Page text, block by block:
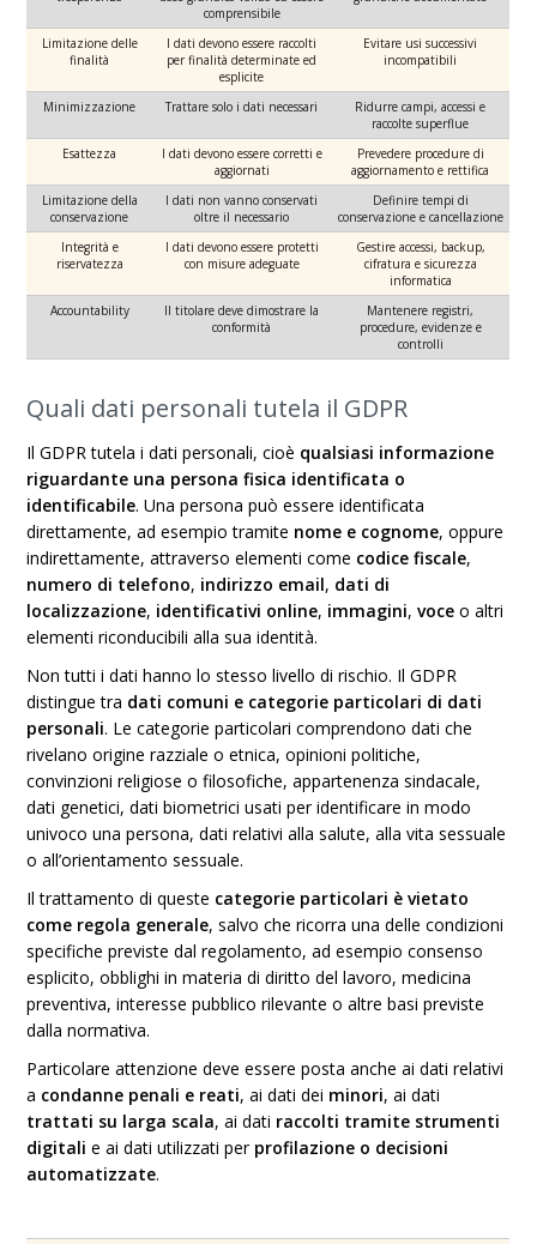
comprensibile
Limitazione delle
finalità
I dati devono essere raccolti
per finalità determinate ed
esplicite
Evitare usi successivi
incompatibili
Minimizzazione Trattare solo i dati necessari
Ridurre campi, accessi e
raccolte superflue
Esattezza
I dati devono essere corretti e
aggiornati
Prevedere procedure di
aggiornamento e rettifica
Limitazione della
conservazione
I dati non vanno conservati
oltre il necessario
Definire tempi di
conservazione e cancellazione
Integrità e
riservatezza
I dati devono essere protetti
con misure adeguate
Gestire accessi, backup,
cifratura e sicurezza
informatica
Accountability
Il titolare deve dimostrare la
conformità
Mantenere registri,
procedure, evidenze e
controlli
Quali dati personali tutela il GDPR
Il GDPR tutela i dati personali, cioè qualsiasi informazione
riguardante una persona fisica identificata o
identificabile. Una persona può essere identificata
direttamente, ad esempio tramite nome e cognome, oppure
indirettamente, attraverso elementi come codice fiscale,
numero di telefono, indirizzo email, dati di
localizzazione, identificativi online, immagini,voce o altri
elementi riconducibili alla sua identità.
Non tutti i dati hanno lo stesso livello di rischio. Il GDPR
distingue tra dati comuni e categorie particolari di dati
personali. Le categorie particolari comprendono dati che
rivelano origine razziale o etnica, opinioni politiche,
convinzioni religiose o filosofiche, appartenenza sindacale,
dati genetici, dati biometrici usati per identificare in modo
univoco una persona, dati relativi alla salute, alla vita sessuale
o all’orientamento sessuale.
Il trattamento di queste categorie particolari è vietato
come regola generale, salvo che ricorra una delle condizioni
specifiche previste dal regolamento, ad esempio consenso
esplicito, obblighi in materia di diritto del lavoro, medicina
preventiva, interesse pubblico rilevante o altre basi previste
dalla normativa.
Particolare attenzione deve essere posta anche ai dati relativi
a condanne penali e reati, ai dati dei minori, ai dati
trattati su larga scala, ai dati raccolti tramite strumenti
digitali e ai dati utilizzati per profilazione o decisioni
automatizzate.